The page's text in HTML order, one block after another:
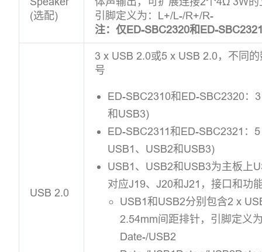
(选配)
引脚定义为：L+/L-/R+/R-
注：仅ED-SBC2320和ED-
USB 2.0
3 x USB 2.0或5 x USB 2.0，不同
号
ED-SBC2310和ED-SBC2320：
和USB3)
ED-SBC2311和ED-SBC2321：
USB1、USB2和USB3)
USB1、USB2和USB3为主板上
对应J19、J20和J21，接口和功
USB1和USB2分别包含2 x
2.54mm间距排针，引脚定义
Date-/USB2